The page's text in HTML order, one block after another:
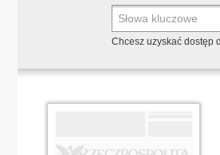
Chcesz uzyskać dostęp